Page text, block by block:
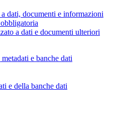
dati, documenti e informazioni
a dati e documenti ulteriori
e banche dati
e della banche dati